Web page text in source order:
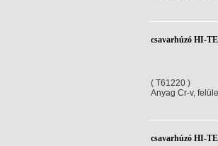
csavarhúzó HI-
( T61220 )
Anyag Cr-v,
csavarhúzó HI-